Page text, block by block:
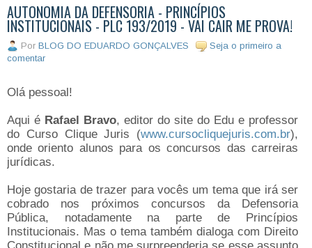
AUTONOMIA DA DEFENSORIA - PRINCÍPIOS
INSTITUCIONAIS - PLC 193/2019 - VAI CAIR ME PROVA!
Por BLOG DO EDUARDO GONÇALVES
Seja o primeiro a
comentar
Olá pessoal!
Aqui é Rafael Bravo, editor do site do Edu e professor
do Curso Clique Juris (www.cursocliquejuris.com.br),
onde oriento alunos para os concursos das carreiras
jurídicas.
Hoje gostaria de trazer para vocês um tema que irá ser
cobrado nos próximos concursos da Defensoria
Pública, notadamente na parte de Princípios
Institucionais. Mas o tema também dialoga com Direito
Constitucional e não me surpreenderia se esse assunto